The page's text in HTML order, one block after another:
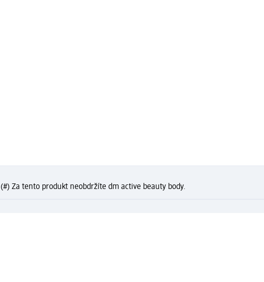
(#) Za tento produkt neobdržíte dm active beauty body.